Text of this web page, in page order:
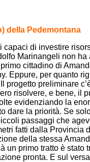
della Pedemontana
di investire
Marinangeli non
cittadino di
Eppure, per quanto
preliminare
risolvere, e bene, il
evidenziando la
dare la priorità. Se
passaggi che
fatti dalla Provincia
della stessa
un primo tratto è
pronta. E sul